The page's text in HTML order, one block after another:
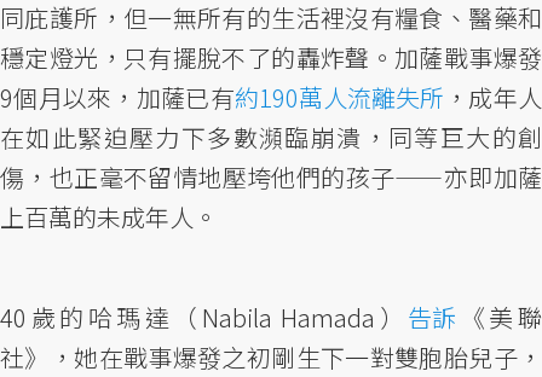
同庇護所，但一無所有的生活裡沒有糧食、醫藥和
穩定燈光，只有擺脫不了的轟炸聲。加薩戰事爆發
9個月以來，加薩已有約190萬人流離失所 ，成年人
在如此緊迫壓力下多數瀕臨崩潰，同等巨大的創
傷，也正毫不留情地壓垮他們的孩子——亦即加薩
上百萬的未成年人。
40歲的哈瑪達（Nabila Hamada） 告訴 《美聯
社》，她在戰事爆發之初剛生下一對雙胞胎兒子，